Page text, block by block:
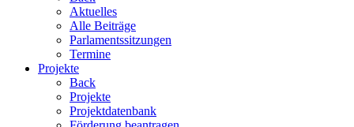
Aktuelles
Alle Beiträge
Parlamentssitzungen
Termine
Projekte
Back
Projekte
Projektdatenbank